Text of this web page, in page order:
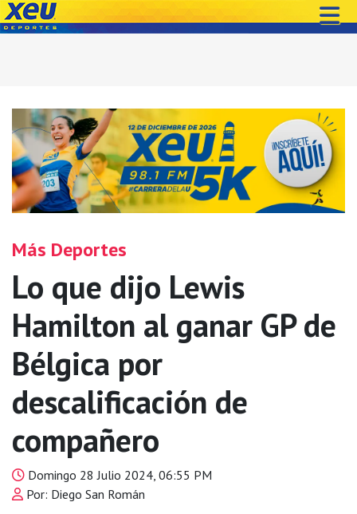
Más Deportes
Lo que dijo Lewis
Hamilton al ganar GP de
Bélgica por
descalificación de
compañero
Domingo 28 Julio 2024, 06:55 PM
Por: Diego San Román